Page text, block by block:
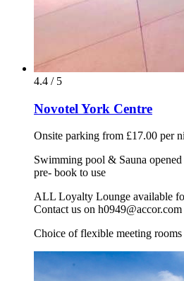
4.4 / 5
Novotel York Centre
Onsite parking from £17.00 per
Swimming pool & Sauna
pre- book to use
ALL Loyalty Lounge available
Contact us on
Choice of flexible meeting